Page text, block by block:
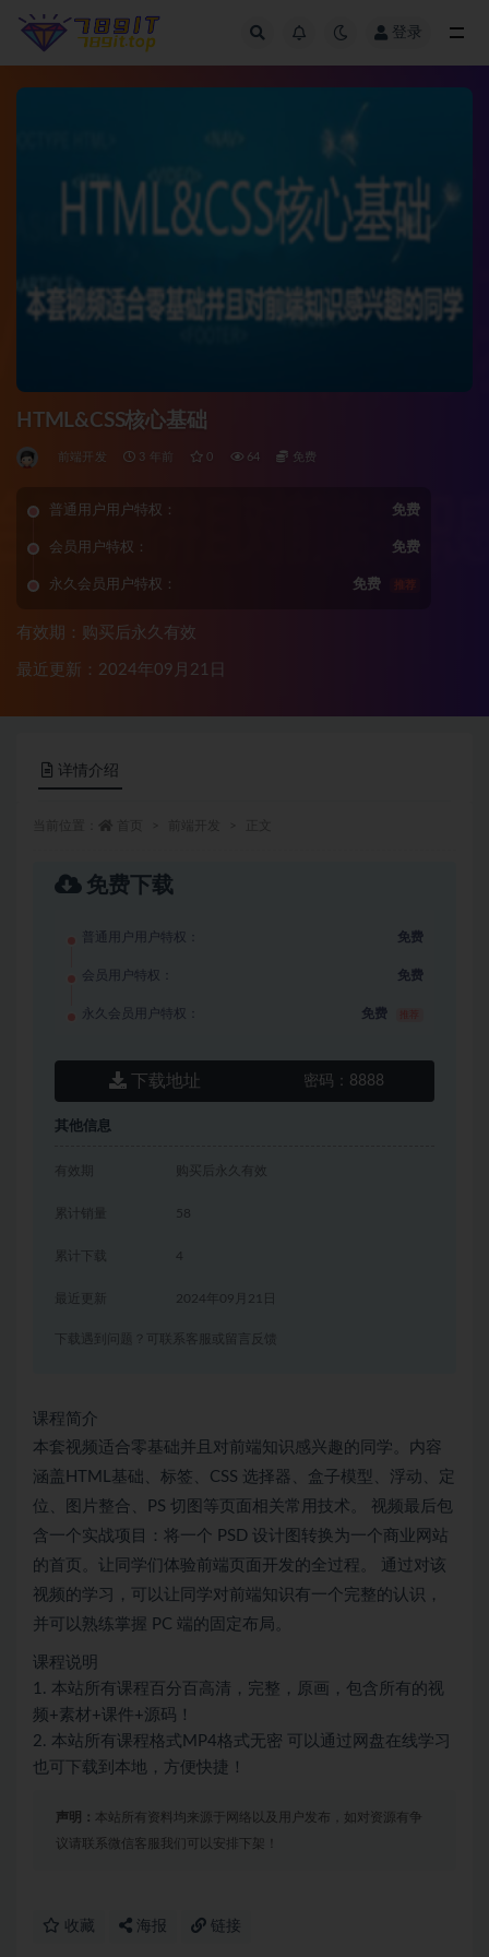
登录
HTML&CSS核心基础
前端开发 3 年前 0 64 免费
普通用户用户特权： 免费
会员用户特权： 免费
永久会员用户特权： 免费 推荐
有效期：购买后永久有效
最近更新：2024年09月21日
详情介绍
免费下载
普通用户用户特权： 免费
会员用户特权： 免费
永久会员用户特权： 免费
下载地址 密码： 8888
其他信息
有效期 购买后永久有效
累计销量 58
累计下载 4
2024年09月21日
下载遇到问题？可联系客服或留言反馈
课程简介
本套视频适合零基础并且对前端知识感兴趣的同学。内容
涵盖HTML基础、标签、CSS 选择器、盒子模型、浮动、定
位、图片整合、PS 切图等页面相关常用技术。 视频最后包
含一个实战项目：将一个 PSD 设计图转换为一个商业网站
的首页。让同学们体验前端页面开发的全过程。 通过对该
视频的学习，可以让同学对前端知识有一个完整的认识，
并可以熟练掌握 PC 端的固定布局。
课程说明
1. 本站所有课程百分百高清，完整，原画，包含所有的视
频+素材+课件+源码！
2. 本站所有课程格式MP4格式无密 可以通过网盘在线学习
也可下载到本地，方便快捷！
声明： 本站所有资料均来源于网络以及用户发布，如对资源有争
议请联系微信客服我们可以安排下架！
收藏 海报 链接